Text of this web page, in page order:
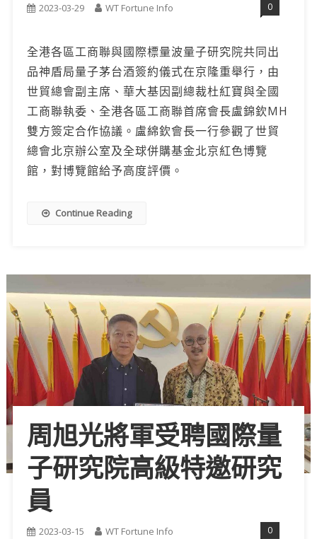
2023-03-29 WT Fortune Info 0
全港各區工商聯與國際標量波量子研究院共同出
品神盾局量子茅台酒簽約儀式在京隆重舉行，由
世貿總會副主席、華大基因副總裁杜紅寶與全國
工商聯執委、全港各區工商聯首席會長盧錦欽MH
雙方簽定合作協議。盧綿欽會長一行參觀了世貿
總會北京辦公室及全球併購基金北京紅色博覽
館，對博覽館給予高度評價。
Continue Reading
周旭光將軍受聘國際量
子研究院高級特邀研究
員
2023-03-15 WT Fortune Info 0